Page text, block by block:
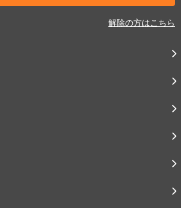
解除の方はこちら